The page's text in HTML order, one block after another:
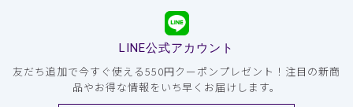
LINE公式アカウント
友だち追加で今すぐ使える550円クーポンプレゼント！注目の新商
品やお得な情報をいち早くお届けします。